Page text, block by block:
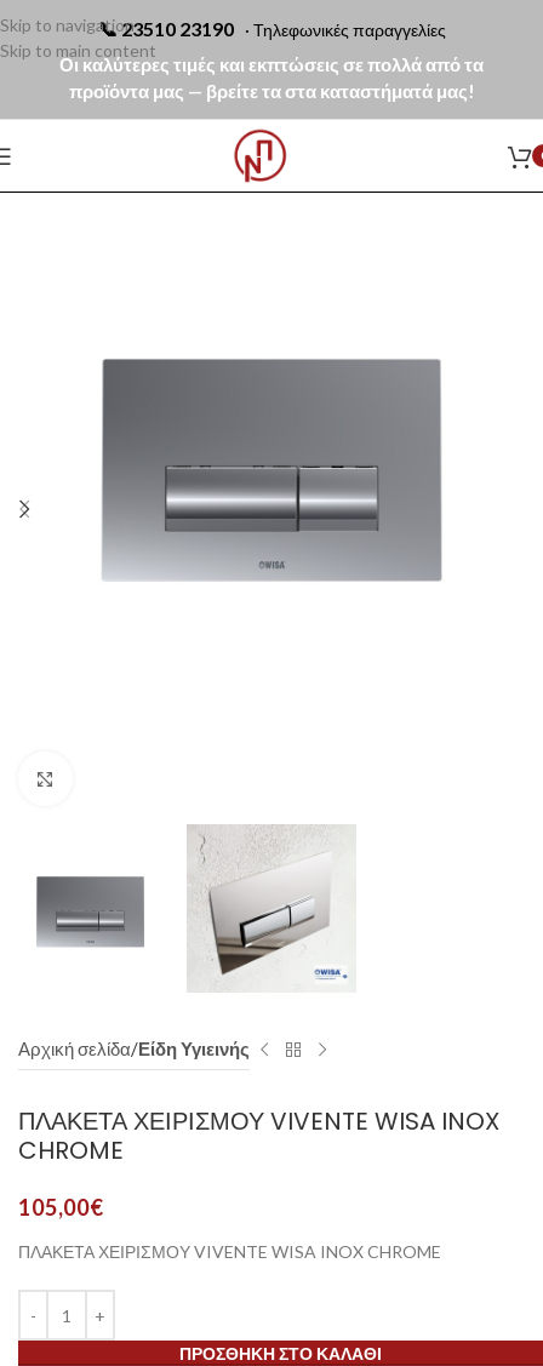
📞23510 23190 · Τηλεφωνικές παραγγελίες
Οι καλύτερες τιμές και εκπτώσεις σε πολλά από τα
προϊόντα μας — βρείτε τα στα καταστήματά μας!
Skip to navigation
Skip to main content
Αρχική σελίδα Είδη Υγιεινής
ΠΛΑΚΕΤΑ ΧΕΙΡΙΣΜΟΥ VIVENTE WISA INOX
CHROME
105,00€
ΠΛΑΚΕΤΑ ΧΕΙΡΙΣΜΟΥ VIVENTE WISA INOX CHROME
ΠΡΟΣΘΉΚΗ ΣΤΟ ΚΑΛΆΘΙ